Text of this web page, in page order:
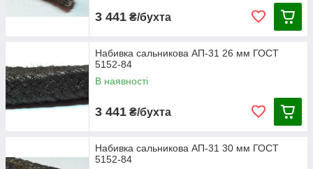
3 441 ₴/бухта
Набивка сальникова АП-31 26 мм ГОСТ
5152-84
В наявності
3 441 ₴/бухта
Набивка сальникова АП-31 30 мм ГОСТ
5152-84